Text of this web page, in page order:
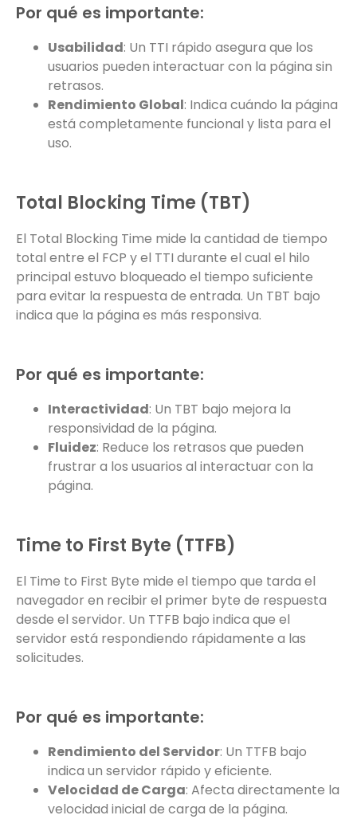
Por qué es importante:
Usabilidad: Un TTI rápido asegura que los
usuarios pueden interactuar con la página sin
retrasos.
Rendimiento Global: Indica cuándo la página
está completamente funcional y lista para el
uso.
Total Blocking Time (TBT)
El Total Blocking Time mide la cantidad de tiempo
total entre el FCP y el TTI durante el cual el hilo
principal estuvo bloqueado el tiempo suficiente
para evitar la respuesta de entrada. Un TBT bajo
indica que la página es más responsiva.
Por qué es importante:
Interactividad: Un TBT bajo mejora la
responsividad de la página.
Fluidez: Reduce los retrasos que pueden
frustrar a los usuarios al interactuar con la
página.
Time to First Byte (TTFB)
El Time to First Byte mide el tiempo que tarda el
navegador en recibir el primer byte de respuesta
desde el servidor. Un TTFB bajo indica que el
servidor está respondiendo rápidamente a las
solicitudes.
Por qué es importante:
Rendimiento del Servidor: Un TTFB bajo
indica un servidor rápido y eficiente.
Velocidad de Carga: Afecta directamente la
velocidad inicial de carga de la página.